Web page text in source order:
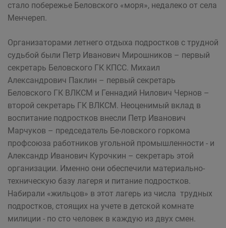
стало побережье Беловского «моря», недалеко от села
Менчереп.
Организаторами летнего отдыха подростков с трудной
судьбой были Петр Иванович Мирошников – первый
секретарь Беловского ГК КПСС. Михаил
Александрович Паклин – первый секретарь
Беловского ГК ВЛКСМ и Геннадий Нилович Чернов –
второй секретарь ГК ВЛКСМ. Неоценимый вклад в
воспитание подростков внесли Петр Иванович
Марчуков – председатель Бе-ловского горкома
профсоюза работников угольной промы­шленности - и
Александр Иванович Курочкин – секретарь этой
организации. Именно они обеспечили материально-
техническую базу лагеря и питание подростков.
Набирали «жильцов» в этот лагерь из числа трудных
подростков, стоящих на учете в детской комнате
милиции - по сто человек в каждую из двух смен.